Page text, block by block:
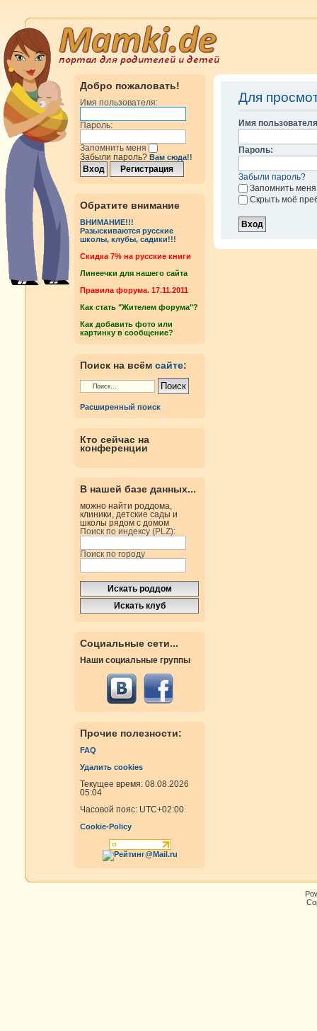
Добро пожаловать!
Имя пользователя:
Пароль:
Запомнить меня
Забыли пароль? Вам сюда!!
Обратите внимание
ВНИМАНИЕ!!!
Разыскиваются русские
школы, клубы, садики!!!
Cкидка 7% на русские книги
Линеечки для нашего сайта
Правила форума. 17.11.2011
Как стать "Жителем форума"?
Как добавить фото или
картинку в сообщение?
Поиск на всём сайте:
Расширенный поиск
Кто сейчас на
конференции
В нашей базе данных...
можно найти роддома,
клиники, детские сады и
школы рядом с домом
Поиск по индексу (PLZ):
Поиск по городу
Социальные сети...
Наши социальные группы
Прочие полезности:
FAQ
Удалить cookies
Текущее время: 08.08.2026
05:04
Часовой пояс: UTC+02:00
Cookie-Policy
Для
Имя
Пароль:
Забыли пароль?
Запомнить меня
Скрыть моё